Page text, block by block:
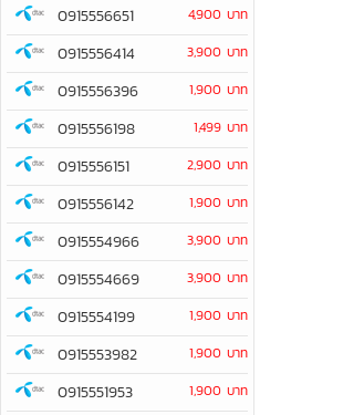
0915556651 4,900 บาท
0915556414 3,900 บาท
0915556396 1,900 บาท
0915556198 1,499 บาท
0915556151 2,900 บาท
0915556142 1,900 บาท
0915554966 3,900 บาท
0915554669 3,900 บาท
0915554199 1,900 บาท
0915553982 1,900 บาท
0915551953 1,900 บาท